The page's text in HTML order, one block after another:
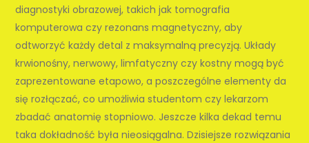
diagnostyki obrazowej, takich jak tomografia
komputerowa czy rezonans magnetyczny, aby
odtworzyć każdy detal z maksymalną precyzją. Układy
krwionośny, nerwowy, limfatyczny czy kostny mogą być
zaprezentowane etapowo, a poszczególne elementy da
się rozłączać, co umożliwia studentom czy lekarzom
zbadać anatomię stopniowo. Jeszcze kilka dekad temu
taka dokładność była nieosiągalna. Dzisiejsze rozwiązania